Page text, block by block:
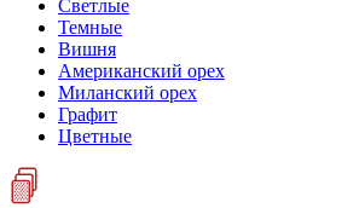
Светлые
Темные
Вишня
Американский орех
Миланский орех
Графит
Цветные